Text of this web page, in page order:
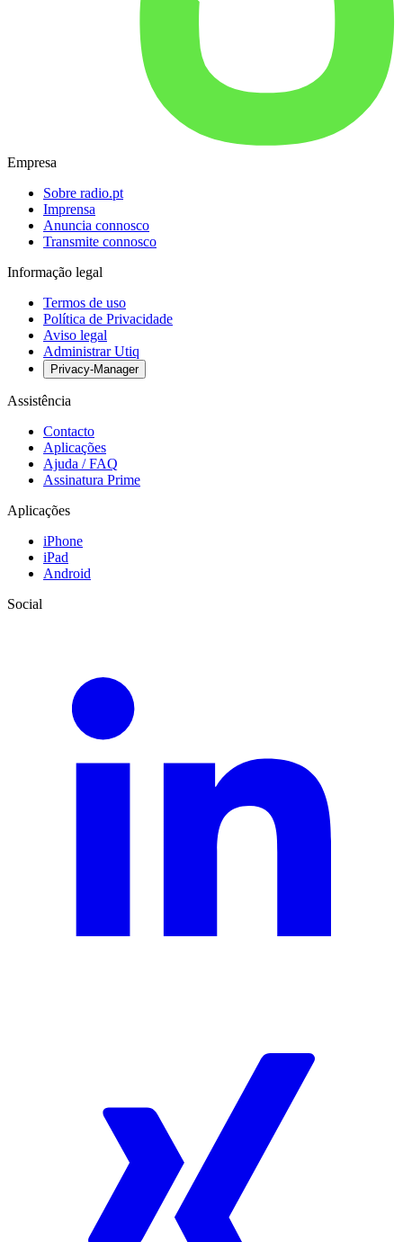
Empresa
Sobre radio.pt
Imprensa
Anuncia connosco
Transmite connosco
Informação legal
Termos de uso
Política de Privacidade
Aviso legal
Administrar Utiq
Privacy-Manager
Assistência
Contacto
Aplicações
Ajuda / FAQ
Assinatura Prime
Aplicações
iPhone
iPad
Android
Social